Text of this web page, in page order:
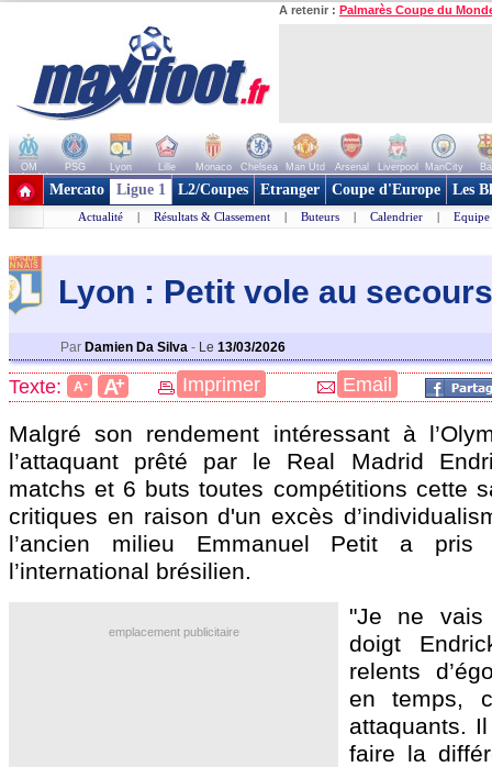
A retenir : Palmarès Coupe du
OM PSG Lyon Lille Monaco Chelsea Man Utd Arsenal Liverpool ManCity
+ de clubs
Mercato Ligue 1 L2/Coupes Etranger Coupe d'Europe Les
Actualité | Résultats & Classement | Buteurs | Calendrier | Equipe
Lyon : Petit vole au
Par Damien Da Silva - Le 13/03/2026
Texte: A- A+ Imprimer Email
Malgré son rendement intéressant à
l’attaquant prêté par le Real Madrid
matchs et 6 buts toutes compétitions cette
critiques en raison d'un excès
l’ancien milieu Emmanuel Petit a
l’international brésilien.
emplacement publicitaire
"Je ne
doigt
relents
en temps,
attaquants.
faire la